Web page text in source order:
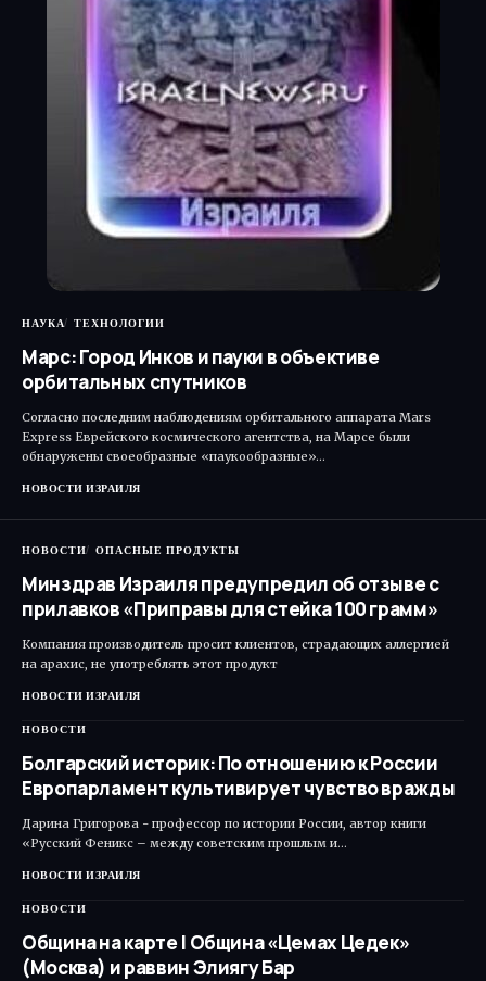
НАУКА ТЕХНОЛОГИИ
Марс: Город Инков и пауки в объективе
орбитальных спутников
Согласно последним наблюдениям орбитального аппарата Mars
Express Еврейского космического агентства, на Марсе были
обнаружены своеобразные «паукообразные»…
НОВОСТИ ИЗРАИЛЯ
НОВОСТИ ОПАСНЫЕ ПРОДУКТЫ
Минздрав Израиля предупредил об отзыве с
прилавков «Приправы для стейка 100 грамм»
Компания производитель просит клиентов, страдающих аллергией
на арахис, не употреблять этот продукт
НОВОСТИ ИЗРАИЛЯ
НОВОСТИ
Болгарский историк: По отношению к России
Европарламент культивирует чувство вражды
Дарина Григорова - профессор по истории России, автор книги
«Русский Феникс – между советским прошлым и…
НОВОСТИ ИЗРАИЛЯ
НОВОСТИ
Община на карте | Община «Цемах Цедек»
(Москва) и раввин Элиягу Бар